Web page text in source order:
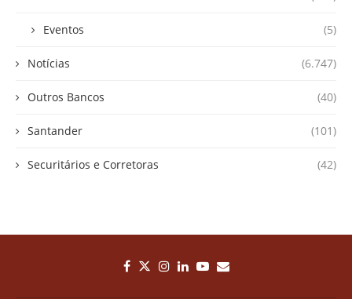
Eventos (5)
Notícias (6.747)
Outros Bancos (40)
Santander (101)
Securitários e Corretoras (42)